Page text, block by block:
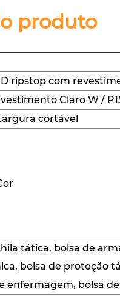
produto
ripstop com
Claro W /
cortável
tática, bolsa de
bolsa de proteção
enfermagem, bolsa